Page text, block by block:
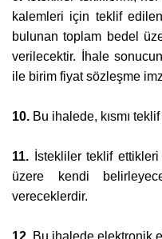
kalemleri için teklif
bulunan toplam bedel
verilecektir. İhale
ile birim fiyat sözleşme
10. Bu ihalede, kısmı
11.
İstekliler teklif
üzere kendi
vereceklerdir.
12. Bu ihalede elektronik